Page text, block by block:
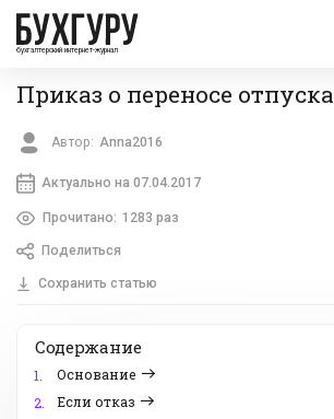
бухгалтерский интернет-журнал
Приказ о переносе отпуска
Автор: Anna2016
Актуально на 07.04.2017
Прочитано: 1283 раз
Поделиться
Сохранить статью
Содержание
1.
Основание
2.
Если отказ